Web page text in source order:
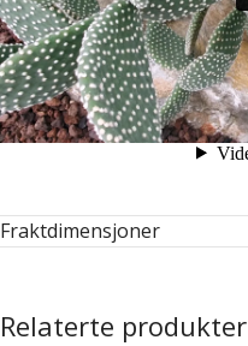
Fraktdimensjoner
Relaterte produkter